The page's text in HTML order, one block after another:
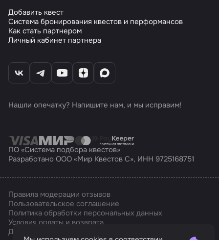
Добавить квест
Система бронирования квестов и перформансов
Как стать партнером
Личный кабинет партнера
Нашли опечатку? Напишите нам, и мы исправим!
ПО «Система подбора квестов»
Разработано ООО «Мир Квестов С», ИНН 9725168751
Правила модерации отзывов
Пользовательское соглашение
Политика обработки персональных данных
Условия оплаты и возврата
Дизайн